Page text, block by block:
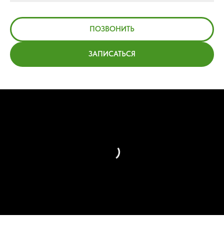
ПОЗВОНИТЬ
ЗАПИСАТЬСЯ